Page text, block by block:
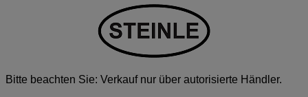
Bitte beachten Sie: Verkauf nur über autorisierte Händler.